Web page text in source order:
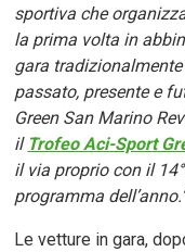
sportiva che
la prima volta in
gara
passato, presente e
Green San Marino
il Trofeo Aci-Sport
il via proprio con il
programma
Le vetture in gara,